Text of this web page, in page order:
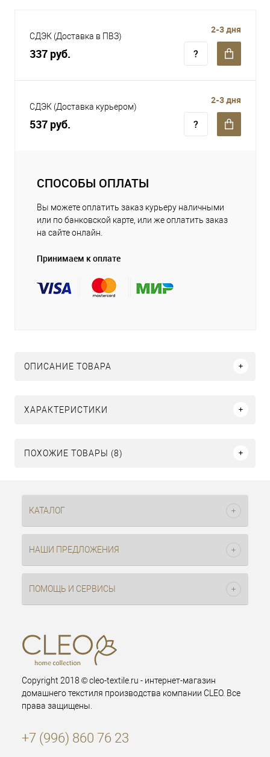
СДЭК (Доставка в ПВЗ)
337 руб.
2-3 дня
СДЭК (Доставка курьером)
537 руб.
2-3 дня
СПОСОБЫ ОПЛАТЫ
Вы можете оплатить заказ курьеру наличными
или по банковской карте, или же оплатить заказ
на сайте онлайн.
Принимаем к оплате
ОПИСАНИЕ ТОВАРА
ХАРАКТЕРИСТИКИ
ПОХОЖИЕ ТОВАРЫ (8)
КАТАЛОГ
НАШИ ПРЕДЛОЖЕНИЯ
ПОМОЩЬ И СЕРВИСЫ
Copyright 2018 © cleo-textile.ru - интернет-магазин
домашнего текстиля производства компании CLEO. Все
права защищены.
+7 (996) 860 76 23